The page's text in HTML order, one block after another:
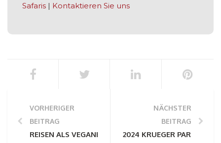
Safaris | Kontaktieren Sie uns
VORHERIGER
BEITRAG
REISEN ALS VEGANER IN AFRIKA
NÄCHSTER
BEITRAG
2024 KRUEGER PARK